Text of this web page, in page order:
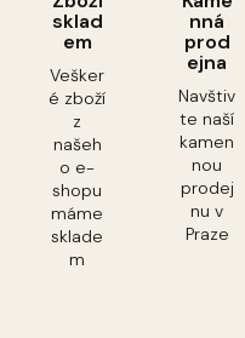
sklad
em
Vešker
é zboží
z
našeh
o e-
shopu
máme
sklade
m
nná
prod
ejna
Navštiv
te naší
kamen
nou
prodej
nu v
Praze